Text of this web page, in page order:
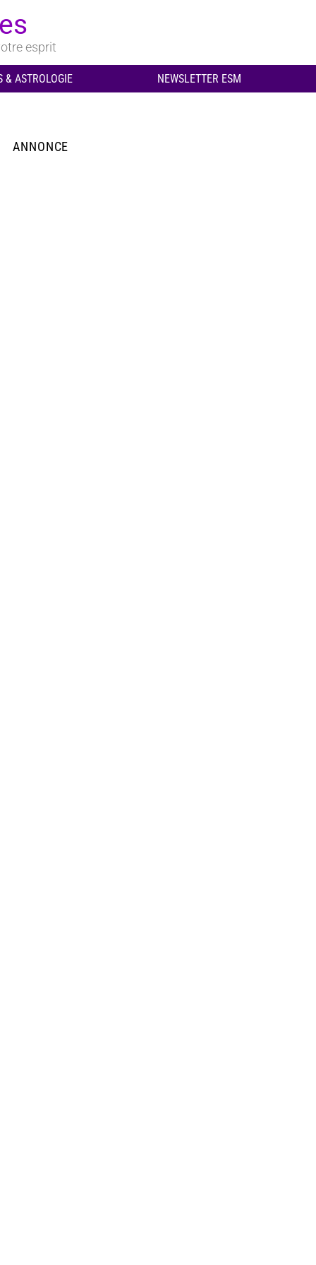
esprit
& ASTROLOGIE NEWSLETTER ESM
ANNONCE